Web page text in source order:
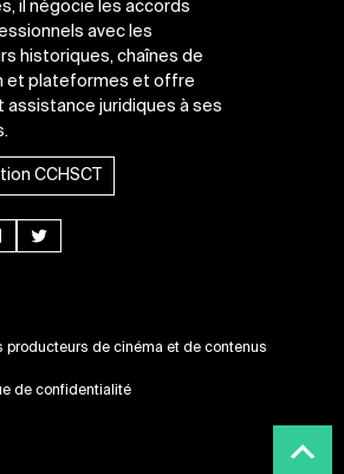
il négocie les accords
avec les
historiques, chaînes de
et plateformes et offre
assistance juridiques à ses
CCHSCT
LinkedInTwitter
producteurs de cinéma et de contenus
de confidentialité